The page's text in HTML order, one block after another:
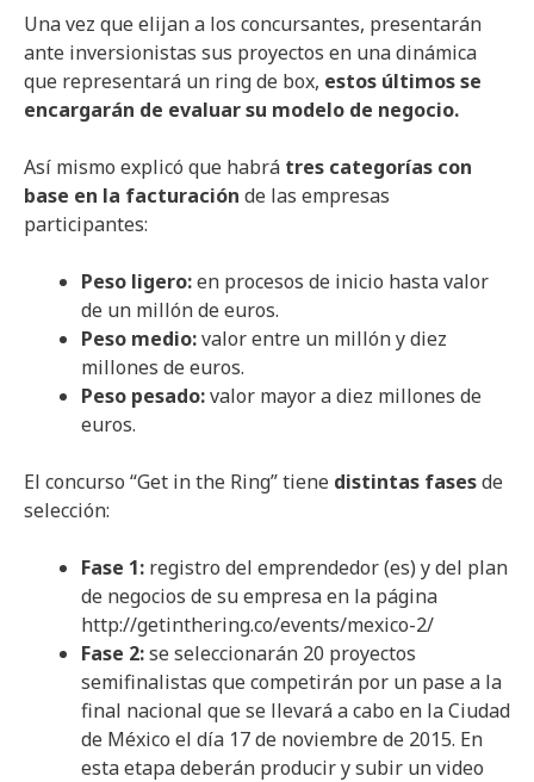
Una vez que elijan a los concursantes, presentarán
ante inversionistas sus proyectos en una dinámica
que representará un ring de box, estos últimos se
encargarán de evaluar su modelo de negocio.
Así mismo explicó que habrá tres categorías con
base en la facturación de las empresas
participantes:
Peso ligero:en procesos de inicio hasta valor
de un millón de euros.
Peso medio:valor entre un millón y diez
millones de euros.
Peso pesado:valor mayor a diez millones de
euros.
El concurso “Get in the Ring” tiene distintas fasesde
selección:
Fase 1: registro del emprendedor (es) y del plan
de negocios de su empresa en la página
http://getinthering.co/events/mexico-2/
Fase 2:se seleccionarán 20 proyectos
semifinalistas que competirán por un pase a la
final nacional que se llevará a cabo en la Ciudad
de México el día 17 de noviembre de 2015. En
esta etapa deberán producir y subir un video